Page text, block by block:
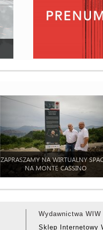
ZAPRASZAMY NA WIRTUALNY
NA MONTE CASSINO
Wydawnictwa WIW
Sklep Internetowy